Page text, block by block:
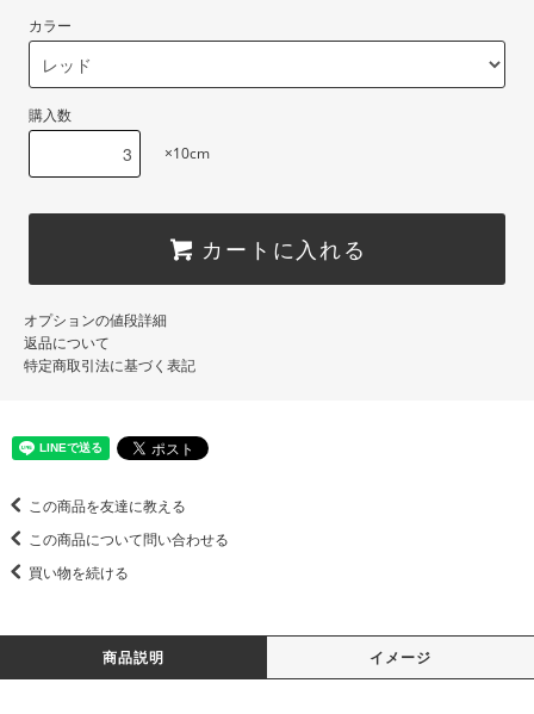
カラー
購入数
×10cm
カートに入れる
オプションの値段詳細
返品について
特定商取引法に基づく表記
この商品を友達に教える
この商品について問い合わせる
買い物を続ける
商品説明 イメージ